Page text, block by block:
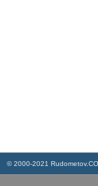
© 2000-2021